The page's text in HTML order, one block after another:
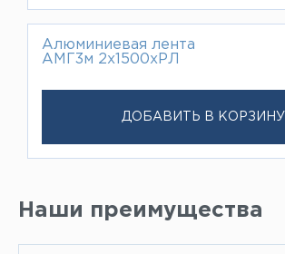
Алюминиевая лента
АМГ3м 2х1500хРЛ
ДОБАВИТЬ В КОРЗИНУ
Наши преимущества